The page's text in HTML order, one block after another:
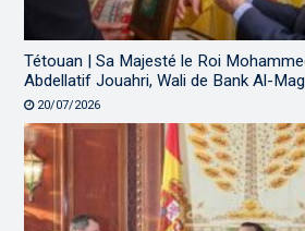
Tétouan | Sa Majesté le Roi
Abdellatif Jouahri, Wali de Bank Al-
20/07/2026